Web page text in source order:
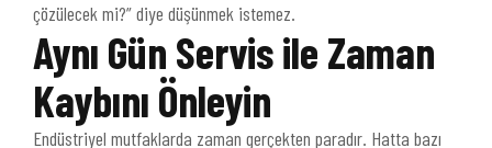
çözülecek mi?” diye düşünmek istemez.
Aynı Gün Servis ile Zaman
Kaybını Önleyin
Endüstriyel mutfaklarda zaman gerçekten paradır. Hatta bazı